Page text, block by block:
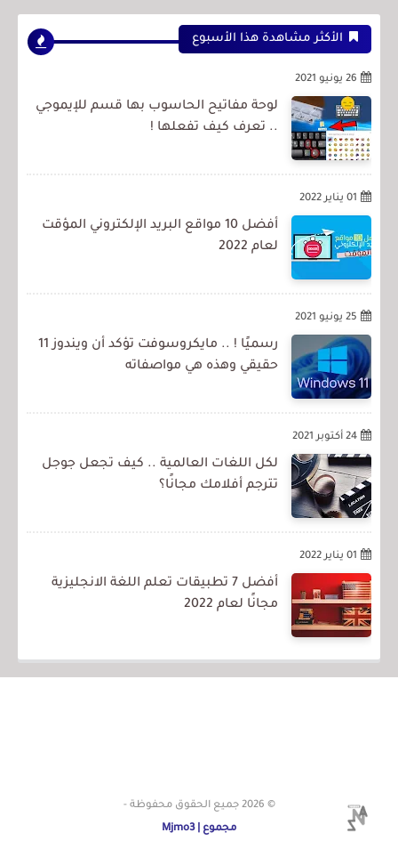
الأكثر مشاهدة هذا الأسبوع
26 يونيو 2021
لوحة مفاتيح الحاسوب بها قسم للإيموجي
.. تعرف كيف تفعلها !
01 يناير 2022
أفضل 10 مواقع البريد الإلكتروني المؤقت
لعام 2022
25 يونيو 2021
رسميًا ! .. مايكروسوفت تؤكد أن ويندوز 11
حقيقي وهذه هي مواصفاته
24 أكتوبر 2021
لكل اللغات العالمية .. كيف تجعل جوجل
تترجم أفلامك مجانًا؟
01 يناير 2022
أفضل 7 تطبيقات تعلم اللغة الانجليزية
مجانًا لعام 2022
© 2026
جميع الحقوق محفوظة -
مجموع | Mjmo3